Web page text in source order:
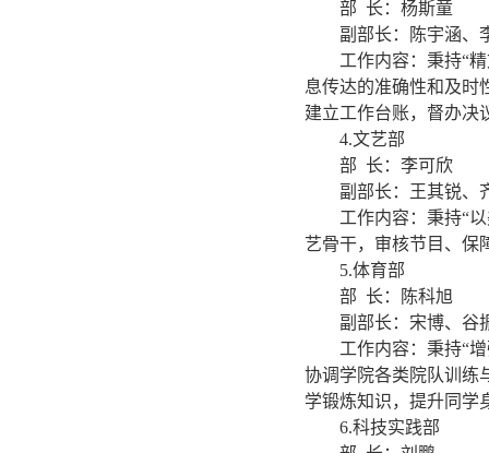
部 长：杨斯童
副部长：陈宇涵、
工作内容： 秉持“
息传达的准确性和及时
建立工作台账，督办决
4.文艺部
部 长：李可欣
副部长：王其锐、
工作内容： 秉持“
艺骨干，审核节目、保
5.体育部
部 长：陈科旭
副部长：宋博、谷
工作内容： 秉持“
协调学院各类院队训练
学锻炼知识，提升同学
6.科技实践部